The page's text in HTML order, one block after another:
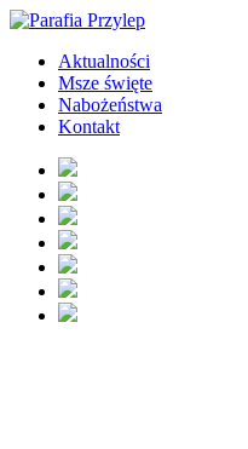
Aktualności
Msze święte
Nabożeństwa
Kontakt